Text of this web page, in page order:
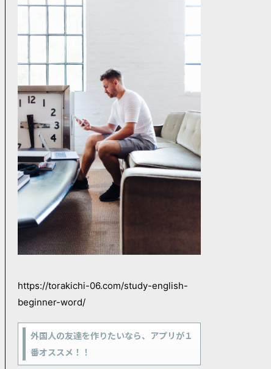
https://torakichi-06.com/study-english-
beginner-word/
外国人の友達を作りたいなら、アプリが１
番オススメ！！